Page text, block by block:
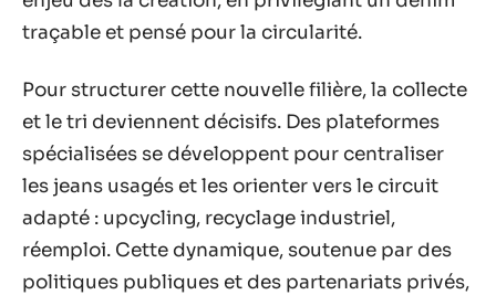
traçable et pensé pour la circularité.
Pour structurer cette nouvelle filière, la collecte
et le tri deviennent décisifs. Des plateformes
spécialisées se développent pour centraliser
les jeans usagés et les orienter vers le circuit
adapté : upcycling, recyclage industriel,
réemploi. Cette dynamique, soutenue par des
politiques publiques et des partenariats privés,